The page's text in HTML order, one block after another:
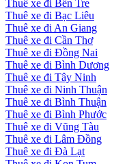
Thuê xe đi Bến Tre
Thuê xe đi Bạc Liêu
Thuê xe đi An Giang
Thuê xe đi Cần Thơ
Thuê xe đi Đồng Nai
Thuê xe đi Bình Dương
Thuê xe đi Tây Ninh
Thuê xe đi Ninh Thuận
Thuê xe đi Bình Thuận
Thuê xe đi Bình Phước
Thuê xe đi Vũng Tàu
Thuê xe đi Lâm Đồng
Thuê xe đi Đà Lạt